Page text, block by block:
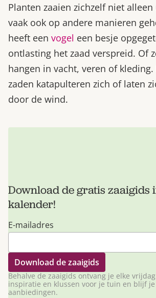
Planten zaaien zichzelf niet
vaak ook op andere manieren
heeft een vogel een besje
ontlasting het zaad verspreid. Of
hangen in vacht, veren of
zaden katapulteren zich of laten
door de wind.
Download de gratis zaaigids
kalender!
E-mailadres
Behalve de zaaigids ontvang je elke
inspiratie en klussen voor je tuin en blijf
aanbiedingen.